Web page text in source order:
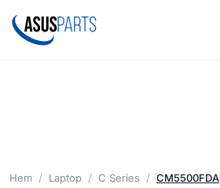
Hem Laptop C Series CM5500FDA